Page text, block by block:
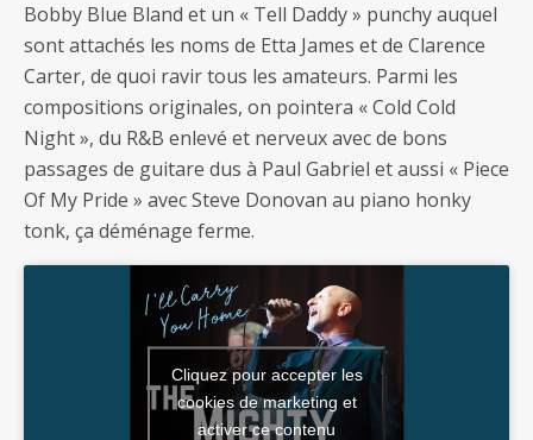
Bobby Blue Bland et un « Tell Daddy » punchy auquel
sont attachés les noms de Etta James et de Clarence
Carter, de quoi ravir tous les amateurs. Parmi les
compositions originales, on pointera « Cold Cold
Night », du R&B enlevé et nerveux avec de bons
passages de guitare dus à Paul Gabriel et aussi « Piece
Of My Pride » avec Steve Donovan au piano honky
tonk, ça déménage ferme.
Cliquez pour accepter les
cookies de marketing et
activer ce contenu